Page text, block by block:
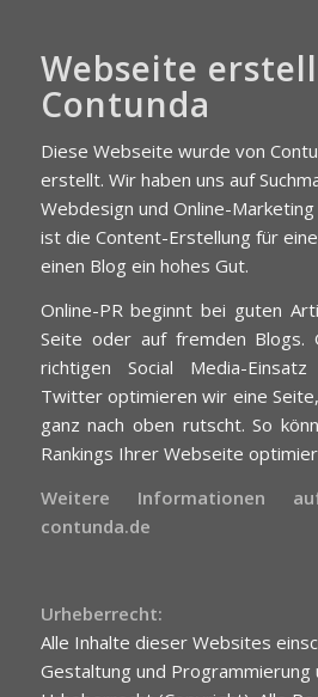
Webseite
Contunda
Diese Webseite wurde von
erstellt. Wir haben uns auf
Webdesign und Online-
ist die Content-Erstellung für
einen Blog ein hohes Gut.
Online-PR beginnt bei guten
Seite oder auf fremden Blogs.
richtigen Social Media-
Twitter optimieren wir eine
ganz nach oben rutscht. So
Rankings Ihrer Webseite
Weitere Informationen
contunda.de
Urheberrecht:
Alle Inhalte dieser Websites
Gestaltung und Programmierung